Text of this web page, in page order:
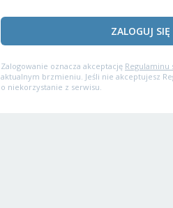
ZALOGUJ SIĘ
Zalogowanie oznacza akceptację Regulaminu
aktualnym brzmieniu. Jeśli nie akceptujesz
o niekorzystanie z serwisu.